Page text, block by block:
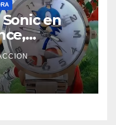
en
el que